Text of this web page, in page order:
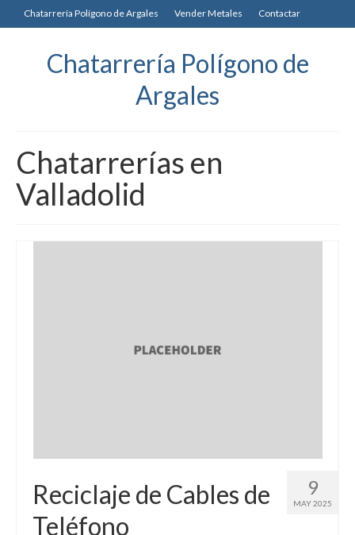
Chatarrería Polígono de Argales Vender Metales Contactar
Chatarrería Polígono de
Argales
Chatarrerías en
Valladolid
9
MAY 2025
Reciclaje de Cables de
Teléfono